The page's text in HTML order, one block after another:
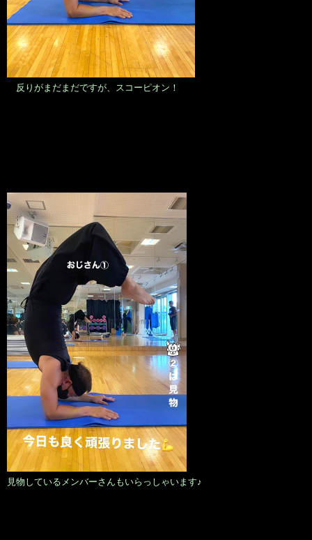
反りがまだまだですが、スコーピオン！
見物しているメンバーさんもいらっしゃいます♪